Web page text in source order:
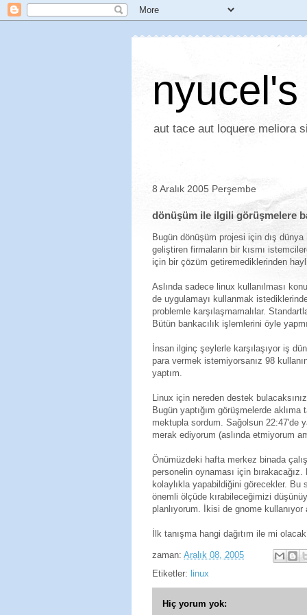
aut tace aut loquere meliora
8 Aralık 2005 Perşembe
dönüşüm ile ilgili görüşmelere
Bugün dönüşüm projesi için dış
geliştiren firmaların bir kısmı
için bir çözüm getiremediklerinden
Aslında sadece linux kullanılması
de uygulamayı kullanmak
problemle karşılaşmamalılar.
Bütün bankacılık işlemlerini öyle
İnsan ilginç şeylerle karşılaşıyor iş
para vermek istemiyorsanız 98
yaptım.
Linux için nereden destek
Bugün yaptığım görüşmelerde
mektupla sordum. Sağolsun 22:47'de
merak ediyorum (aslında etmiyorum
Önümüzdeki hafta merkez binada
personelin oynaması için
kolaylıkla yapabildiğini görecekler.
önemli ölçüde kırabileceğimizi
planlıyorum. İkisi de gnome
İlk tanışma hangi dağıtım ile mi
zaman: Aralık 08, 2005
Etiketler: linux
Hiç yorum yok: